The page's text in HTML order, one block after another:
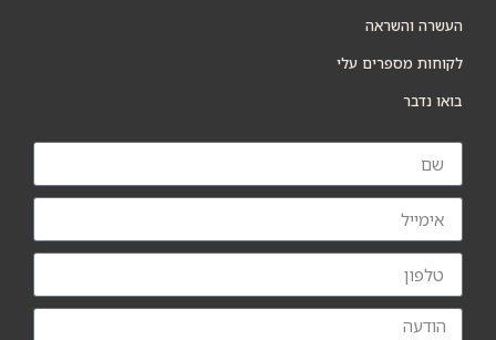
העשרה והשראה
לקוחות מספרים עלי
בואו נדבר